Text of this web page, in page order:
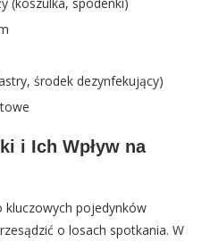
środek dezynfekujący)
i Ich Wpływ na
kluczowych pojedynków
o losach spotkania. W